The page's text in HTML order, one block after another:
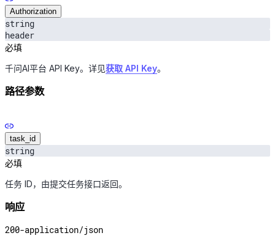
Authorization
string
header
必填
千问AI平台 API Key。详见获取 API Key。
路径参数
task_id
string
必填
任务 ID，由提交任务接口返回。
响应
200-application/json